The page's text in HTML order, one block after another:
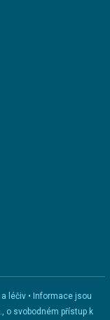
léčiv • Informace jsou
o svobodném přístup k